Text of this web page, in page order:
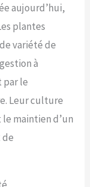
aujourd’hui,
plantes
variété de
à
par le
Leur culture
maintien d’un